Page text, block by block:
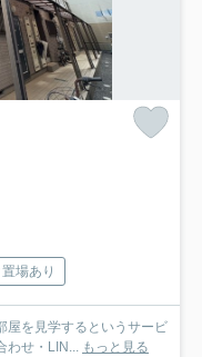
場あり
屋を見学するというサービ
わせ・LIN... もっと見る